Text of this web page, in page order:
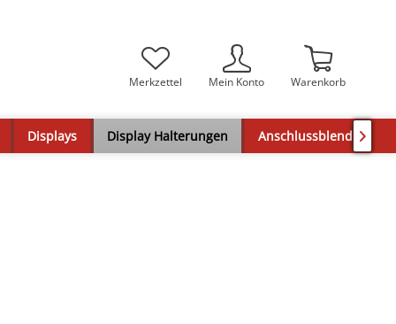
Merkzettel Mein Konto Warenkorb
Displays Display Halterungen Anschlussblenden
